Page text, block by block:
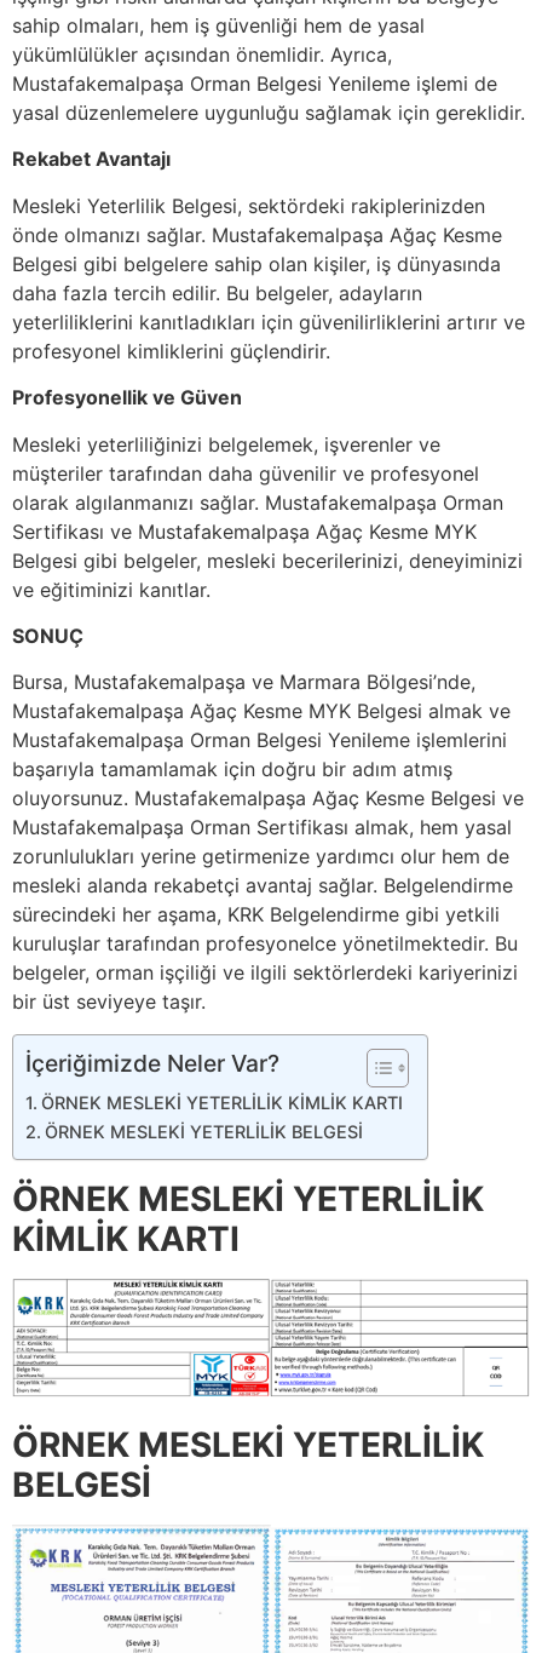
sahip olmaları, hem iş güvenliği hem de yasal
yükümlülükler açısından önemlidir. Ayrıca,
Mustafakemalpaşa Orman Belgesi Yenileme işlemi de
yasal düzenlemelere uygunluğu sağlamak için gereklidir.
Rekabet Avantajı
Mesleki Yeterlilik Belgesi, sektördeki rakiplerinizden
önde olmanızı sağlar. Mustafakemalpaşa Ağaç Kesme
Belgesi gibi belgelere sahip olan kişiler, iş dünyasında
daha fazla tercih edilir. Bu belgeler, adayların
yeterliliklerini kanıtladıkları için güvenilirliklerini artırır ve
profesyonel kimliklerini güçlendirir.
Profesyonellik ve Güven
Mesleki yeterliliğinizi belgelemek, işverenler ve
müşteriler tarafından daha güvenilir ve profesyonel
olarak algılanmanızı sağlar. Mustafakemalpaşa Orman
Sertifikası ve Mustafakemalpaşa Ağaç Kesme MYK
Belgesi gibi belgeler, mesleki becerilerinizi, deneyiminizi
ve eğitiminizi kanıtlar.
SONUÇ
Bursa, Mustafakemalpaşa ve Marmara Bölgesi’nde,
Mustafakemalpaşa Ağaç Kesme MYK Belgesi almak ve
Mustafakemalpaşa Orman Belgesi Yenileme işlemlerini
başarıyla tamamlamak için doğru bir adım atmış
oluyorsunuz. Mustafakemalpaşa Ağaç Kesme Belgesi ve
Mustafakemalpaşa Orman Sertifikası almak, hem yasal
zorunlulukları yerine getirmenize yardımcı olur hem de
mesleki alanda rekabetçi avantaj sağlar. Belgelendirme
sürecindeki her aşama, KRK Belgelendirme gibi yetkili
kuruluşlar tarafından profesyonelce yönetilmektedir. Bu
belgeler, orman işçiliği ve ilgili sektörlerdeki kariyerinizi
bir üst seviyeye taşır.
İçeriğimizde Neler Var?
ÖRNEK MESLEKİ YETERLİLİK KİMLİK KARTI
ÖRNEK MESLEKİ YETERLİLİK BELGESİ
ÖRNEK MESLEKİ YETERLİLİK
KİMLİK KARTI
ÖRNEK MESLEKİ YETERLİLİK
BELGESİ